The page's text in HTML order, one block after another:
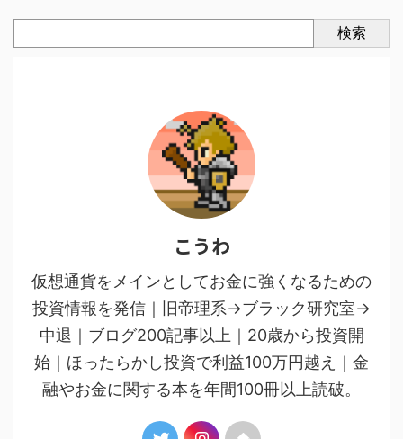
検索
こうわ
仮想通貨をメインとしてお金に強くなるための
投資情報を発信｜旧帝理系→ブラック研究室→
中退｜ブログ200記事以上｜20歳から投資開
始｜ほったらかし投資で利益100万円越え｜金
融やお金に関する本を年間100冊以上読破。